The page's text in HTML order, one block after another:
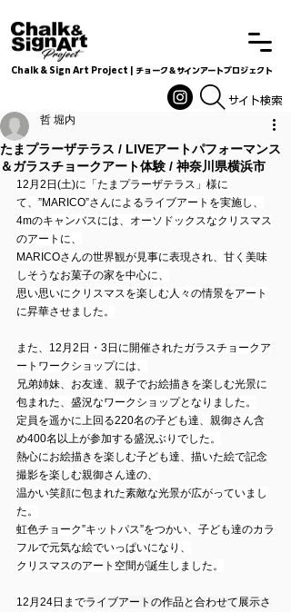
Chalk & Sign Art Project | チョーク＆サインアートプロジェクト
​​​サイト検索
たまプラーザテラス / LIVEアートパフォーマンス
＆ガラスチョークアート体験 / 神奈川県横浜市
哲 堀内
12月2日(土)に「たまプラーザテラス」様に
て、”MARICO”さんによるライブアートを実施し、
4mのキャンバスには、オーソドックスなクリスマス
のアートに、
MARICOさんの世界観が見事に表現され、甘く美味
しそうなお菓子の家を中心に、
思い思いにクリスマスを楽しむ人々の情景をアート
に昇華させました。
また、12月2日・3日に開催されたガラスチョークア
ートワークショップには、
兄弟姉妹、お友達、親子でお絵描きを楽しむ光景に
包まれた、盛況なワークショップとなりました。
定員を遥かに上回る220名の子ども達、親御さん含
め400名以上が参加する盛況ぶりでした。
熱心にお絵描きを楽しむ子ども達、描いた絵で記念
撮影を楽しむ親御さん達の、
温かい笑顔に包まれた素敵な光景が広がっていまし
た。
虹色チョーク”キットパス”をつかい、子ども達のカラ
フルで元気な絵でいっぱいになり、
クリスマスのアート空間が誕生しました。
12月24日までライブアートの作品と合わせて展示さ